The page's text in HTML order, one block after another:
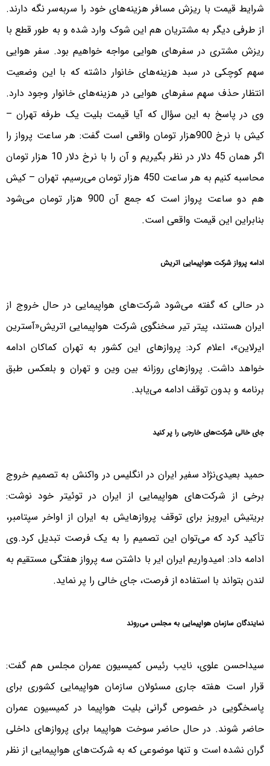
شرایط قیمت با ریزش مسافر هزینه‌های خود را سربه‌سر نگه دارند.
از طرفی دیگر به مشتریان هم این شوک وارد شده و به طور قطع با
ریزش مشتری در سفرهای هوایی مواجه خواهیم بود. سفر هوایی
سهم کوچکی در سبد هزینه‌های خانوار داشته که با این وضعیت
انتظار حذف سهم سفرهای هوایی در هزینه‌های خانوار وجود دارد.
وی در پاسخ به این سؤال که آیا قیمت بلیت یک طرفه تهران –
کیش با نرخ 900هزار تومان واقعی است گفت: هر ساعت پرواز را
اگر همان 45 دلار در نظر بگیریم و آن را با نرخ دلار 10 هزار تومان
محاسبه کنیم به هر ساعت 450 هزار تومان می‌رسیم، تهران – کیش
هم دو ساعت پرواز است که جمع آن 900 هزار تومان می‌شود
بنابراین این قیمت واقعی است.
ادامه پرواز شرکت هواپیمایی اتریش
در حالی که گفته می‌شود شرکت‌های هواپیمایی در حال خروج از
ایران هستند، پیتر تیر سخنگوی شرکت هواپیمایی اتریش«آسترین
ایرلاین»، اعلام کرد: پروازهای این کشور به تهران کماکان ادامه
خواهد داشت. پروازهای روزانه بین وین و تهران و بلعکس طبق
برنامه و بدون توقف ادامه می‌یابد.
جای خالی شرکت‌های خارجی را پر کنید
حمید بعیدی‌نژاد سفیر ایران در انگلیس در واکنش به تصمیم خروج
برخی از شرکت‌های هواپیمایی از ایران در توئیتر خود نوشت:
بریتیش ایرویز برای توقف پروازهایش به ایران از اواخر سپتامبر،
تأکید کرد که می‌توان این تصمیم را به یک فرصت تبدیل کرد.وی
ادامه داد: امیدواریم ایران ایر با داشتن سه پرواز هفتگی مستقیم به
لندن بتواند با استفاده از فرصت، جای خالی را پر نماید.
نمایندگان سازمان هواپیمایی به مجلس می‌روند
سیداحسن علوی، نایب رئیس کمیسیون عمران مجلس هم گفت:
قرار است هفته جاری مسئولان سازمان هواپیمایی کشوری برای
پاسخگویی در خصوص گرانی بلیت هواپیما در کمیسیون عمران
حاضر شوند. در حال حاضر سوخت هواپیما برای پروازهای داخلی
گران نشده است و تنها موضوعی که به شرکت‌های هواپیمایی از نظر